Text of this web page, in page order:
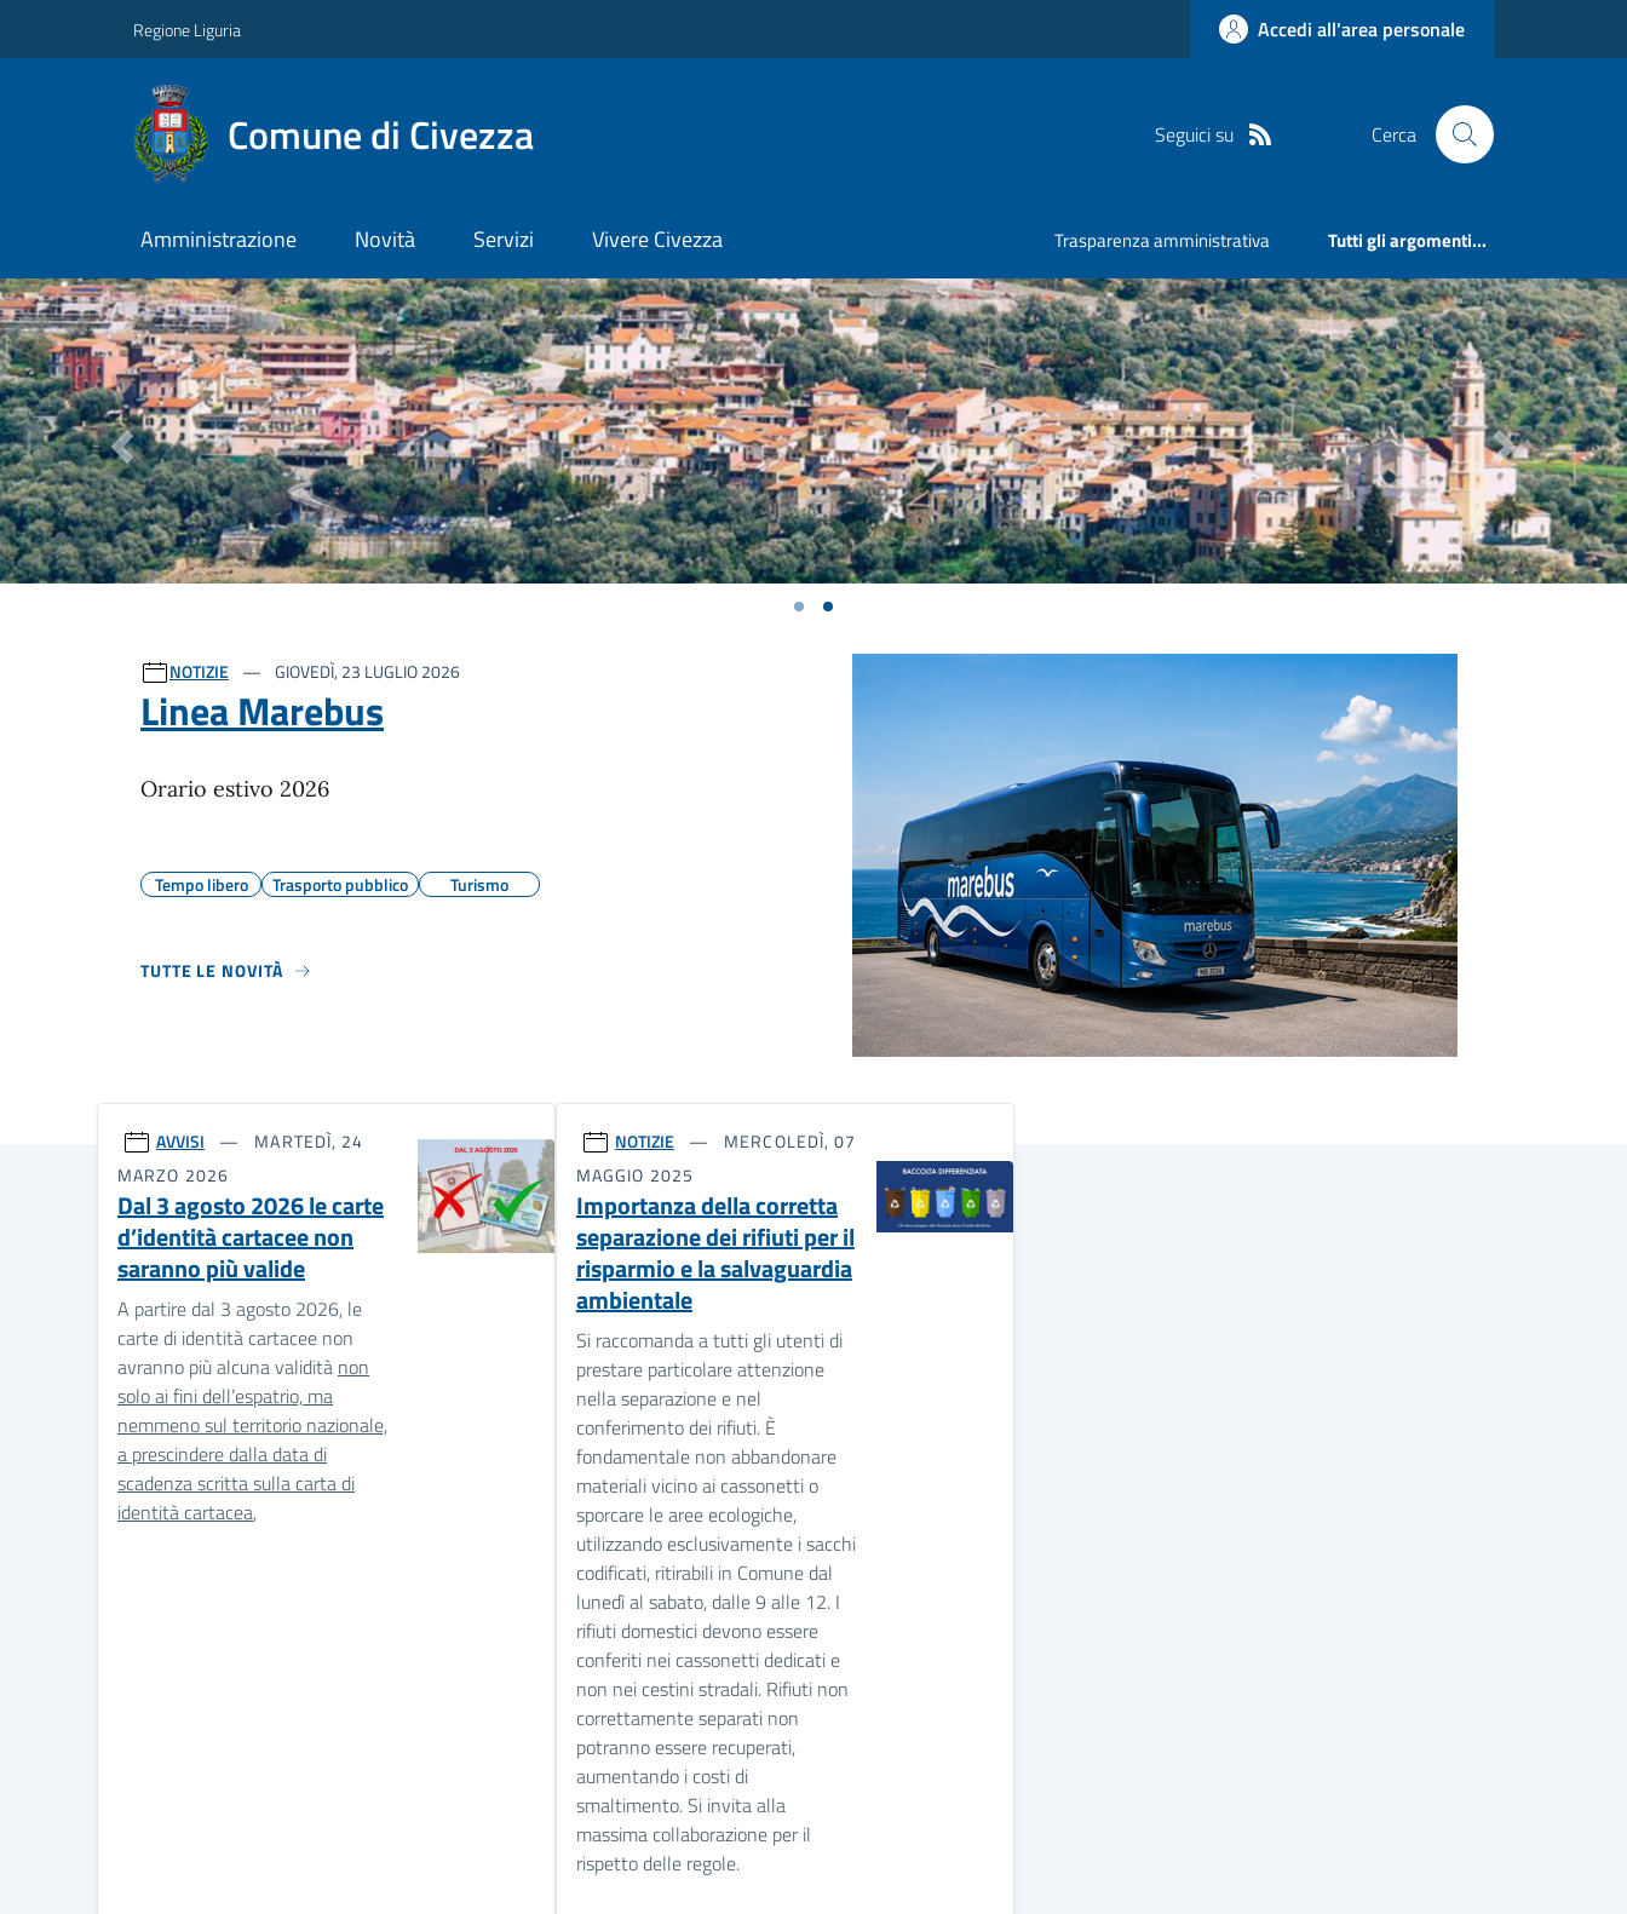
Regione Liguria Accedi all'area personale
Comune di Civezza Seguici su Cerca
Amministrazione Novità Servizi Vivere Civezza Trasparenza amministrativa Tutti gli argomenti...
Previous Next
Ultime notizie
NOTIZIE GIOVEDÌ, 23 LUGLIO 2026
Linea Marebus
Orario estivo 2026
Tempo libero Trasporto pubblico Turismo
TUTTE LE NOVITÀ
AVVISI
MARTEDÌ, 24
MARZO 2026
Dal 3 agosto 2026 le carte
d’identità cartacee non
saranno più valide
A partire dal 3 agosto 2026, le
carte di identità cartacee non
avranno più alcuna validità non
solo ai fini dell’espatrio, ma
nemmeno sul territorio nazionale,
a prescindere dalla data di
scadenza scritta sulla carta di
identità cartacea,
NOTIZIE
MERCOLEDÌ, 07
MAGGIO 2025
Importanza della corretta
separazione dei rifiuti per il
risparmio e la salvaguardia
ambientale
Si raccomanda a tutti gli utenti di
prestare particolare attenzione
nella separazione e nel
conferimento dei rifiuti. È
fondamentale non abbandonare
materiali vicino ai cassonetti o
sporcare le aree ecologiche,
utilizzando esclusivamente i sacchi
codificati, ritirabili in Comune dal
lunedì al sabato, dalle 9 alle 12. I
rifiuti domestici devono essere
conferiti nei cassonetti dedicati e
non nei cestini stradali. Rifiuti non
correttamente separati non
potranno essere recuperati,
aumentando i costi di
smaltimento. Si invita alla
massima collaborazione per il
rispetto delle regole.